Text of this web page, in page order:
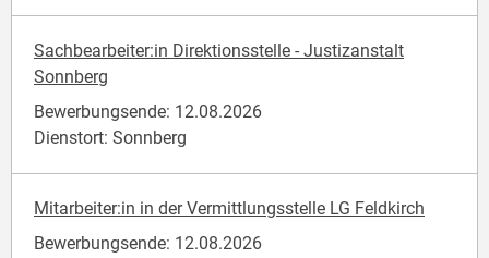
Sachbearbeiter:in Direktionsstelle - Justizanstalt
Sonnberg
Bewerbungsende: 12.08.2026
Dienstort: Sonnberg
Mitarbeiter:in in der Vermittlungsstelle LG Feldkirch
Bewerbungsende: 12.08.2026